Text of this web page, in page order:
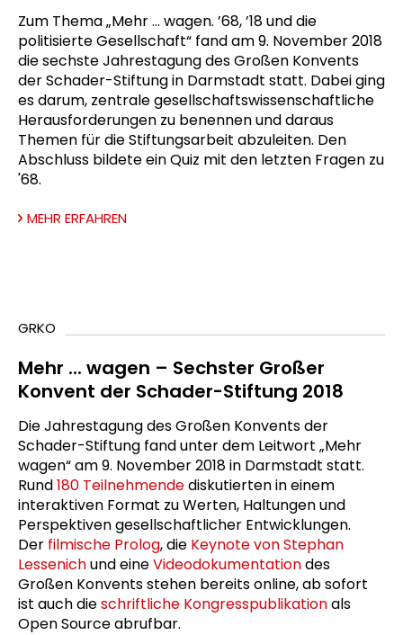
Zum Thema „Mehr ... wagen. ’68, ’18 und die
politisierte Gesellschaft“ fand am 9. November 2018
die sechste Jahrestagung des Großen Konvents
der Schader-Stiftung in Darmstadt statt. Dabei ging
es darum, zentrale gesellschaftswissenschaftliche
Herausforderungen zu benennen und daraus
Themen für die Stiftungsarbeit abzuleiten. Den
Abschluss bildete ein Quiz mit den letzten Fragen zu
'68.
MEHR ERFAHREN
GRKO
Mehr ... wagen – Sechster Großer
Konvent der Schader-Stiftung 2018
Die Jahrestagung des Großen Konvents der
Schader-Stiftung fand unter dem Leitwort „Mehr
wagen“ am 9. November 2018 in Darmstadt statt.
Rund180 Teilnehmendediskutierten in einem
interaktiven Format zu Werten, Haltungen und
Perspektiven gesellschaftlicher Entwicklungen.
Der filmische Prolog, die Keynote von Stephan
Lessenichund eineVideodokumentationdes
Großen Konvents stehen bereits online, ab sofort
ist auch dieschriftliche Kongresspublikationals
Open Source abrufbar.